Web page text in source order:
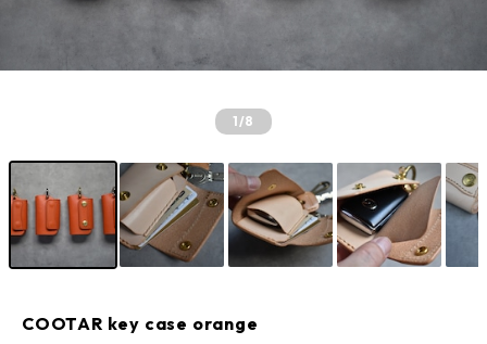
1/8
COOTAR key case orange